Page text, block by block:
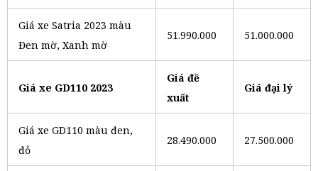
Giá xe Satria 2023 màu
Đen mờ, Xanh mờ
51.990.000 51.000.000
Giá xe GD110 2023
Giá đề
xuất
Giá đại lý
Giá xe GD110 màu đen,
đỏ
28.490.000 27.500.000